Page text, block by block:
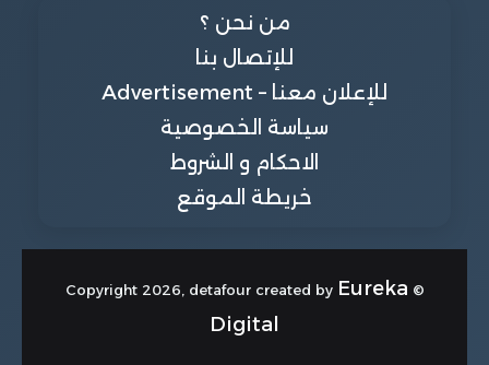
من نحن ؟
للإتصال بنا
للإعلان معنا – Advertisement
سياسة الخصوصية
الاحكام و الشروط
خريطة الموقع
© Copyright 2026, detafour created by
Eureka
Digital